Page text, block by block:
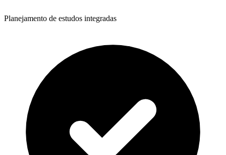
Planejamento de estudos integradas